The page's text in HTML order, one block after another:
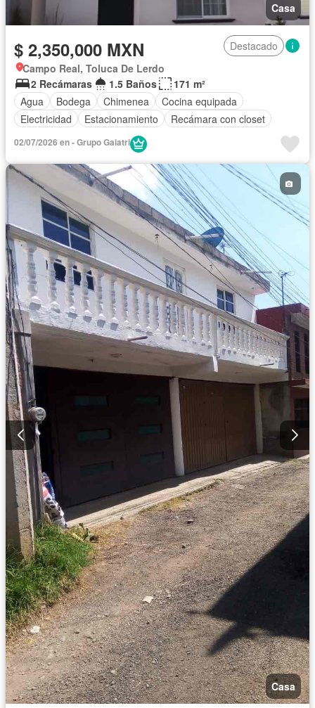
Casa
$ 2,350,000 MXN
Destacado
Campo Real, Toluca De Lerdo
2 Recámaras
1.5 Baños
171 m²
Agua
Bodega Chimenea
Cocina equipada
Electricidad
Estacionamiento Recámara con closet
02/07/2026 en - Grupo Gaiatri
Casa